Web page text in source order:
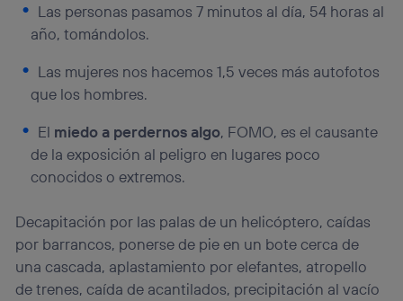
Las personas pasamos 7 minutos al día, 54 horas al
año, tomándolos.
Las mujeres nos hacemos 1,5 veces más autofotos
que los hombres.
El miedo a perdernos algo, FOMO, es el causante
de la exposición al peligro en lugares poco
conocidos o extremos.
Decapitación por las palas de un helicóptero, caídas
por barrancos, ponerse de pie en un bote cerca de
una cascada, aplastamiento por elefantes, atropello
de trenes, caída de acantilados, precipitación al vacío